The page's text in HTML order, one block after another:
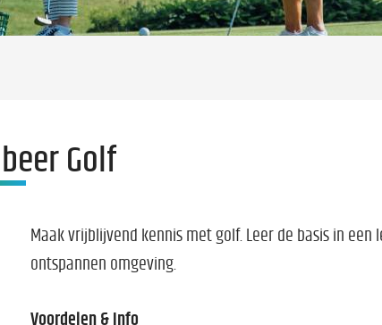
Golf
Maak vrijblijvend kennis met golf. Leer de basis in
ontspannen omgeving.
Voordelen & Info